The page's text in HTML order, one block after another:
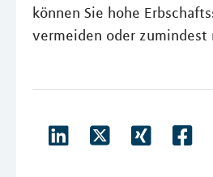
können Sie hohe
vermeiden oder zumindest